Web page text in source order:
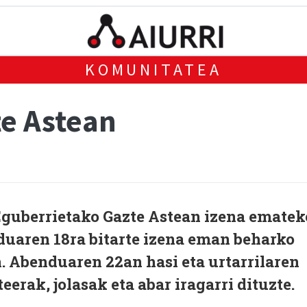
KOMUNITATEA
Astean
Gazte Astean izena
18ra bitarte izena eman beharko
Abenduaren 22an hasi eta urtarrilaren
jolasak eta abar iragarri dituzte.